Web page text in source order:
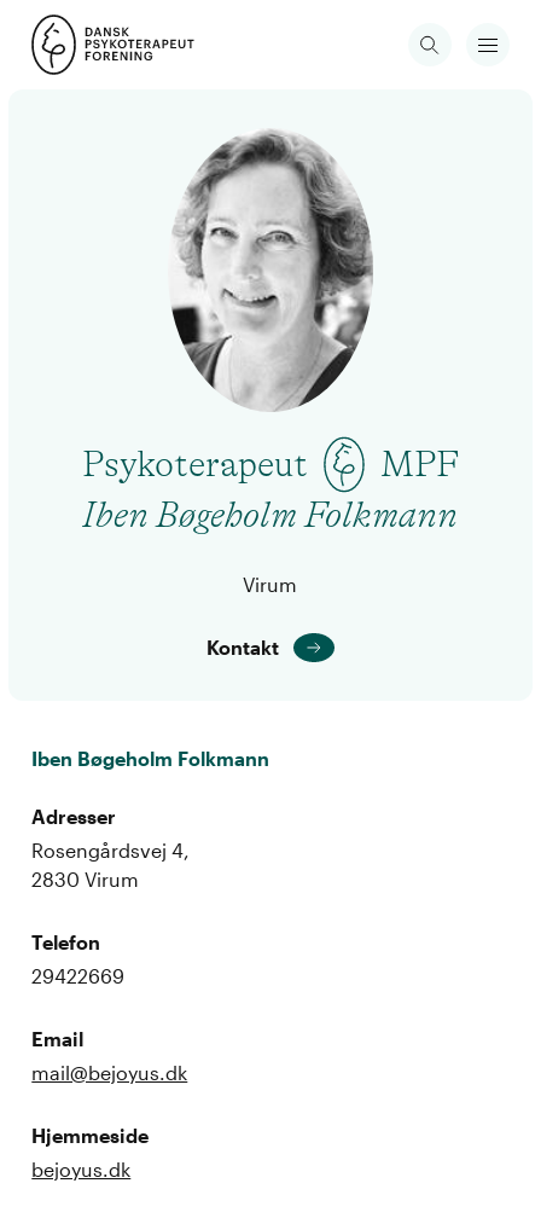
Psykoterapeut
MPF
Iben Bøgeholm Folkmann
Virum
Kontakt
Iben Bøgeholm Folkmann
Adresser
Rosengårdsvej 4,
2830 Virum
Telefon
29422669
Email
mail@bejoyus.dk
Hjemmeside
bejoyus.dk